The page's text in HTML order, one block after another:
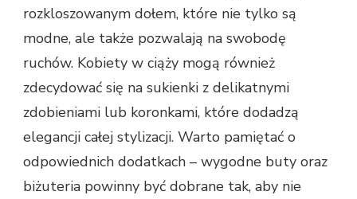
rozkloszowanym dołem, które nie tylko są
modne, ale także pozwalają na swobodę
ruchów. Kobiety w ciąży mogą również
zdecydować się na sukienki z delikatnymi
zdobieniami lub koronkami, które dodadzą
elegancji całej stylizacji. Warto pamiętać o
odpowiednich dodatkach – wygodne buty oraz
biżuteria powinny być dobrane tak, aby nie